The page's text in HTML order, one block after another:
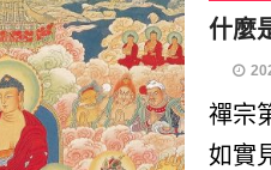
什麼
禪宗
如實